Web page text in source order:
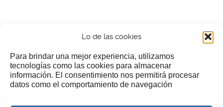
Lo de las cookies
Para brindar una mejor experiencia, utilizamos
tecnologías como las cookies para almacenar
información. El consentimiento nos permitirá procesar
datos como el comportamiento de navegación
¿Nos invitas a un cafecillo?